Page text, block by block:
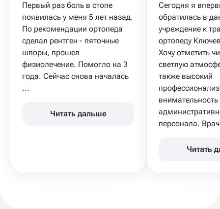
Первый раз боль в стопе
появилась у меня 5 лет назад.
По рекомендации ортопеда
сделал рентген - пяточные
шпоры, прошел
физиолечение. Помогло на 3
года. Сейчас снова началась
...
Читать дальше
Сегодня я
обратилась в
учреждение к
ортопеду
Хочу отметить
светлую
также высокий
внимательность
персонала.
Читать